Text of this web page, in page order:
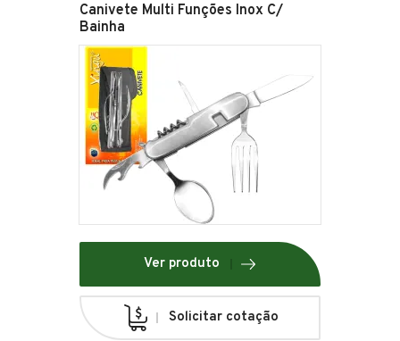
Canivete Multi Funções Inox C/
Bainha
Ver produto
Solicitar cotação